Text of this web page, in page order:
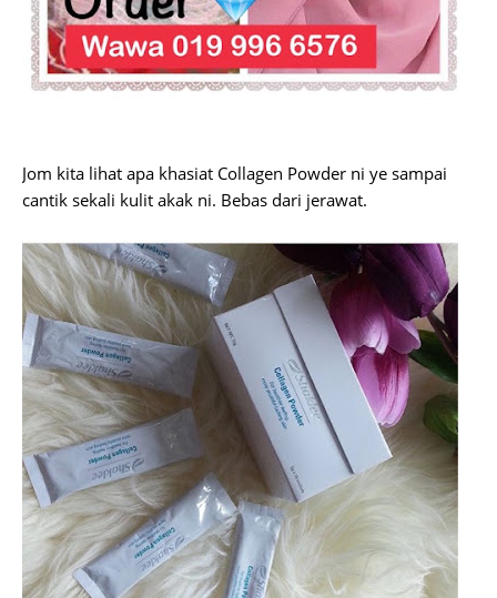
Jom kita lihat apa khasiat Collagen Powder ni ye sampai
cantik sekali kulit akak ni. Bebas dari jerawat.